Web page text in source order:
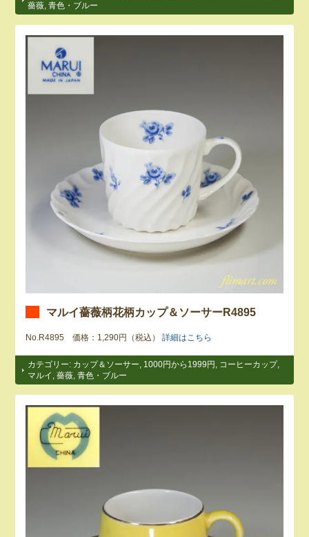
薔薇,青色・ブルー
マルイ薔薇柄花柄カップ＆ソーサーR4895
No.R4895 価格：1,290円（税込）詳細はこちら
カテゴリー: カップ＆ソーサー 1000円から1999円 コーヒーカップ,
マルイ
,薔薇 ,青色・ブルー